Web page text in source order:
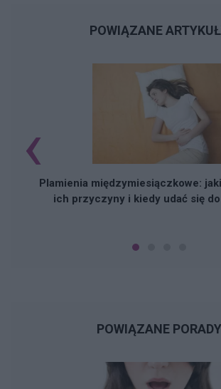
POWIĄZANE
Plamienia międzymiesiączkowe:
ich przyczyny i kiedy udać się
‹
POWIĄZANE PORADY